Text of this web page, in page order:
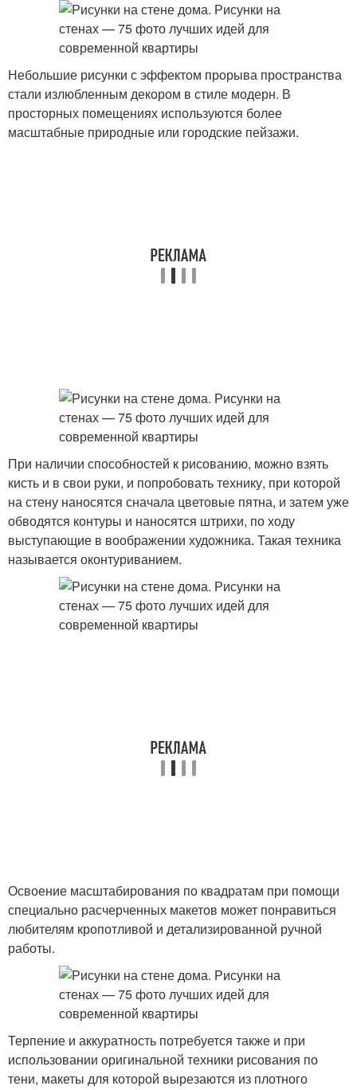
Небольшие рисунки с эффектом прорыва пространства
стали излюбленным декором в стиле модерн. В
просторных помещениях используются более
масштабные природные или городские пейзажи.
При наличии способностей к рисованию, можно взять
кисть и в свои руки, и попробовать технику, при которой
на стену наносятся сначала цветовые пятна, и затем уже
обводятся контуры и наносятся штрихи, по ходу
выступающие в воображении художника. Такая техника
называется оконтуриванием.
Освоение масштабирования по квадратам при помощи
специально расчерченных макетов может понравиться
любителям кропотливой и детализированной ручной
работы.
Терпение и аккуратность потребуется также и при
использовании оригинальной техники рисования по
тени, макеты для которой вырезаются из плотного